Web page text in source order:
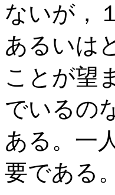
ないが，
あるいは
ことが望
でいるの
ある。一
要である